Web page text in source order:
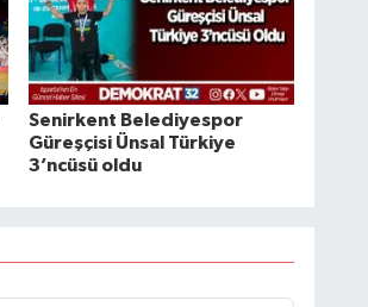
Senirkent Belediyespor
Güreşçisi Ünsal Türkiye
3’ncüsü oldu